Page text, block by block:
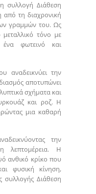
συλλογή Διάθεση
τη διαχρονική
γραμμών του. Ως
τόνο με
ένα φωτεινό και
αναδεικνύει την
αποτυπώνει
σχήματα και
και ροζ. Η
μια καθαρή
την
λεπτομέρεια. Η
ανθικό κρίκο που
φυσική κίνηση,
συλλογής Διάθεση